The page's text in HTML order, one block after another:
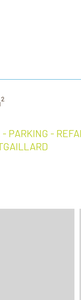
PARKING -